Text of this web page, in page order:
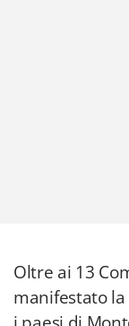
Oltre ai 13
manifestato la